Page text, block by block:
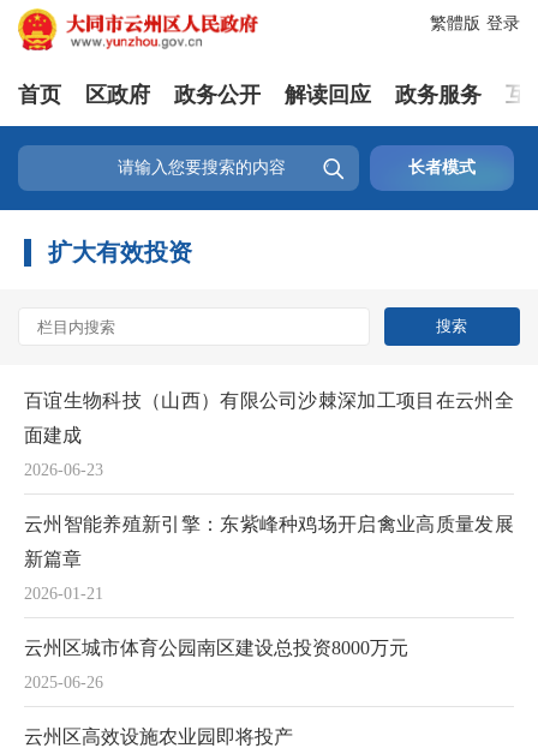
登录
繁體版
首页 区政府 政务公开 解读回应 政务服务 互
 长者模式
扩大有效投资
2026-06-23
百谊生物科技（山西）有限公司沙棘深加工项目在云州全
面建成
2026-01-21
云州智能养殖新引擎：东紫峰种鸡场开启禽业高质量发展
新篇章
2025-06-26
云州区城市体育公园南区建设总投资8000万元
云州区高效设施农业园即将投产